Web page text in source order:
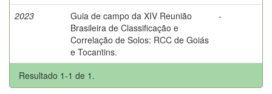
2023
Guia de campo da XIV Reunião
Brasileira de Classificação e
Correlação de Solos: RCC de Goiás
e Tocantins.
-
Resultado 1-1 de 1.